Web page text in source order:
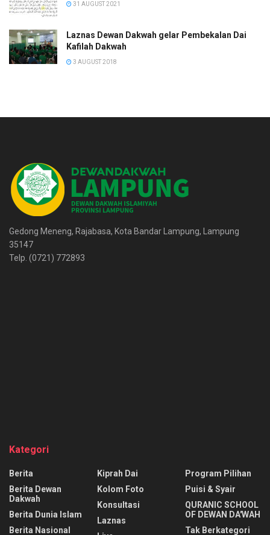
31 AUGUST 2021
Laznas Dewan Dakwah gelar Pembekalan Dai
Kafilah Dakwah
3 AUGUST 2018
Gedong Meneng, Rajabasa, Kota Bandar Lampung, Lampung
35147
Telp. (0721) 772893
Kategori
Berita
Berita Dewan
Dakwah
Berita Dunia Islam
Berita Nasional
Kiprah Dai
Kolom Foto
Konsultasi
Laznas
Program Pilihan
Puisi & Syair
QURANIC SCHOOL
OF DEWAN DA'WAH
Tak Berkategori